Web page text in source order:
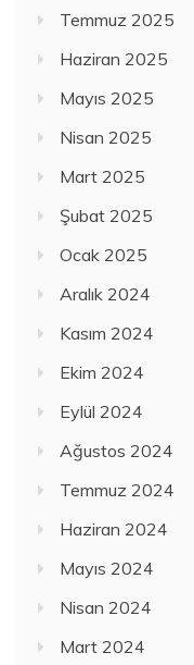
Temmuz 2025
Haziran 2025
Mayıs 2025
Nisan 2025
Mart 2025
Şubat 2025
Ocak 2025
Aralık 2024
Kasım 2024
Ekim 2024
Eylül 2024
Ağustos 2024
Temmuz 2024
Haziran 2024
Mayıs 2024
Nisan 2024
Mart 2024